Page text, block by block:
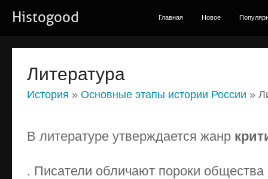
Histogood Главная Новое
Литература
История » Основные этапы истории России »
В литературе утверждается жанр
. Писатели обличают пороки